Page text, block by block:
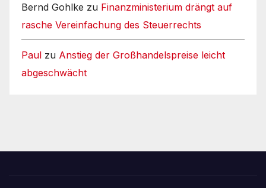
Bernd Gohlke zu Finanzministerium drängt auf
rasche Vereinfachung des Steuerrechts
Paul zu Anstieg der Großhandelspreise leicht
abgeschwächt